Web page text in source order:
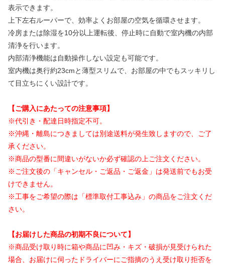
表示できます。
上下左右ルーパーで、効率よくお部屋の空気を循環させます。
冷房または除湿を10分以上運転後、停止時に自動で室内機の内部
清浄を行います。
内部清浄機能は自動操作しない設定も可能です。
室内機は奥行約23cmと薄型スリムで、お部屋の中でもスッキリし
て目立ちにくい設計です。
【ご購入にあたっての注意事項】
※代引き・配達日時指定不可。
※沖縄・離島につきましては別途送料が発生致しますので、ご了
承ください。
※商品の型番に間違いがないか必ず確認の上ご注文ください。
※ご注文後の「キャンセル・ご返品・ご返金」は発送前でもお受
けできません。
※工事をご希望の際は「標準取付工事込み」の商品をご注文くだ
さい。
【お届けした商品の初期不良について】
※商品受け取り時に箱や商品に凹み・キズ・破損が見受けられた
場合、お届けに伺ったドライバーにご指摘のうえ受け取り拒否を